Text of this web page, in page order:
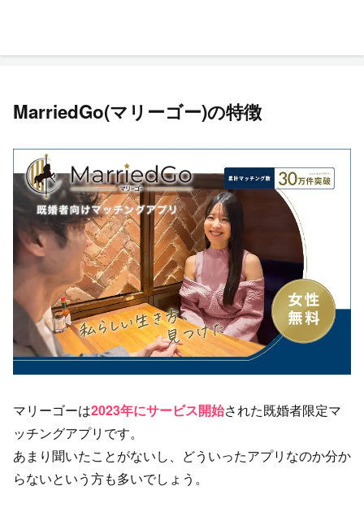
MarriedGo(マリーゴー)の特徴
マリーゴーは2023年にサービス開始された既婚者限定マ
ッチングアプリです。
あまり聞いたことがないし、どういったアプリなのか分か
らないという方も多いでしょう。